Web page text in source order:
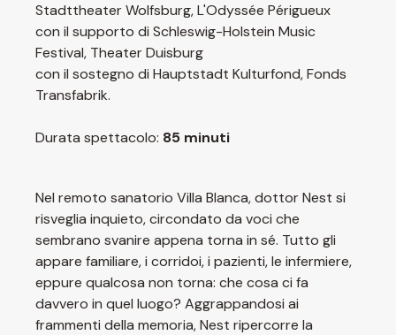
Stadttheater Wolfsburg, L'Odyssée Périgueux
con il supporto di Schleswig-Holstein Music
Festival, Theater Duisburg
con il sostegno di Hauptstadt Kulturfond, Fonds
Transfabrik.
Durata spettacolo: 85 minuti
Nel remoto sanatorio Villa Blanca, dottor Nest si
risveglia inquieto, circondato da voci che
sembrano svanire appena torna in sé. Tutto gli
appare familiare, i corridoi, i pazienti, le infermiere,
eppure qualcosa non torna: che cosa ci fa
davvero in quel luogo? Aggrappandosi ai
frammenti della memoria, Nest ripercorre la